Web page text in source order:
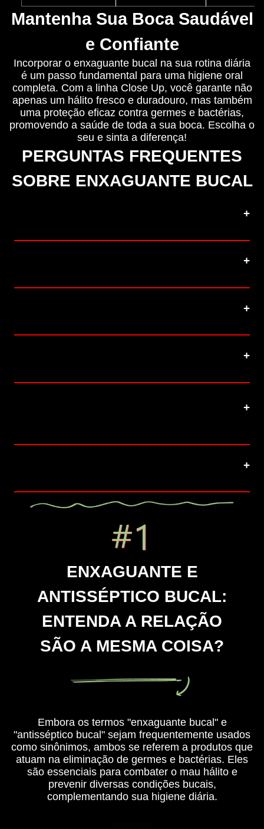
Mantenha Sua Boca Saudável
e Confiante
Incorporar o enxaguante bucal na sua rotina diária
é um passo fundamental para uma higiene oral
completa. Com a linha Close Up, você garante não
apenas um hálito fresco e duradouro, mas também
uma proteção eficaz contra germes e bactérias,
promovendo a saúde de toda a sua boca. Escolha o
seu e sinta a diferença!
PERGUNTAS FREQUENTES
SOBRE ENXAGUANTE BUCAL
ENXAGUANTE E
ANTISSÉPTICO BUCAL:
ENTENDA A RELAÇÃO
SÃO A MESMA COISA?
Embora os termos "enxaguante bucal" e
"antisséptico bucal" sejam frequentemente usados
como sinônimos, ambos se referem a produtos que
atuam na eliminação de germes e bactérias. Eles
são essenciais para combater o mau hálito e
prevenir diversas condições bucais,
complementando sua higiene diária.